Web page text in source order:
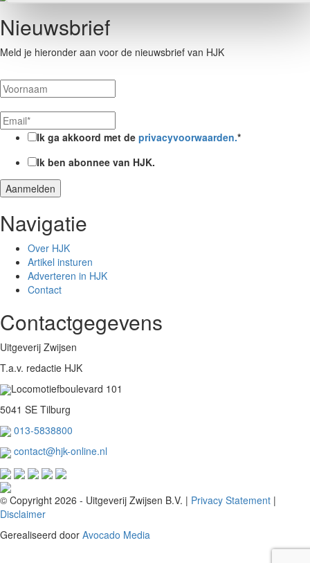
Nieuwsbrief
Meld je hieronder aan voor de nieuwsbrief van HJK
Ik ga akkoord met de privacyvoorwaarden.*
Ik ben abonnee van HJK.
Navigatie
Over HJK
Artikel insturen
Adverteren in HJK
Contact
Contactgegevens
Uitgeverij Zwijsen
T.a.v. redactie HJK
Locomotiefboulevard 101
5041 SE Tilburg
013-5838800
contact@hjk-online.nl
© Copyright 2026 - Uitgeverij Zwijsen B.V. | Privacy Statement |
Disclaimer
Gerealiseerd door Avocado Media